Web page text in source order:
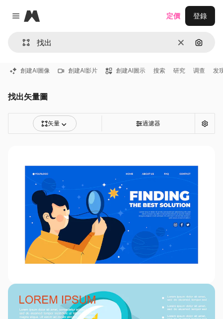
Close menu
Magnific
清除 通過圖
定價 登錄
創建AI圖像 創建AI影片 創建AI圖示 搜索 研究 调查 发
找出矢量圖
矢量 過濾器